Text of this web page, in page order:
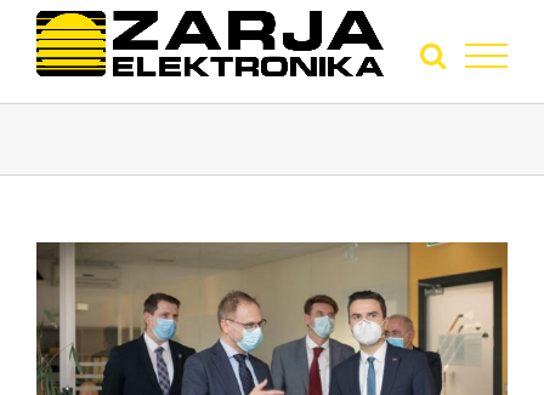
View
Larger
Image